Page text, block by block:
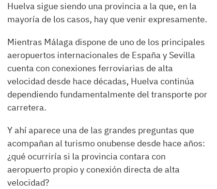
Huelva sigue siendo una provincia a la que, en la
mayoría de los casos, hay que venir expresamente.
Mientras Málaga dispone de uno de los principales
aeropuertos internacionales de España y Sevilla
cuenta con conexiones ferroviarias de alta
velocidad desde hace décadas, Huelva continúa
dependiendo fundamentalmente del transporte por
carretera.
Y ahí aparece una de las grandes preguntas que
acompañan al turismo onubense desde hace años:
¿qué ocurriría si la provincia contara con
aeropuerto propio y conexión directa de alta
velocidad?